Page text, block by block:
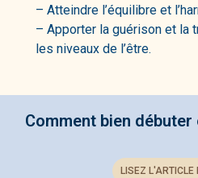
– Atteindre l’équilibre et
– Apporter la guérison et la
les niveaux de l’être.
Comment bien débuter
LISEZ L'ARTICLE